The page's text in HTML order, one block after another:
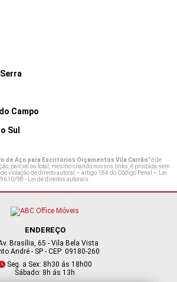
Serra
Campo
Sul
de Aço para Escritórios Orçamentos Vila Carrão" é de
parcial ou total, mesmo citando nossos links, é proibida sem
violação de direito autoral – artigo 184 do Código Penal – Lei
9610/98 - Lei de direitos autorais.
ENDEREÇO
Brasília, 65 - Vila Bela Vista
André - SP - CEP: 09180-260
Seg. a Sex: 8h30 ás 18h00
Sábado: 8h ás 13h